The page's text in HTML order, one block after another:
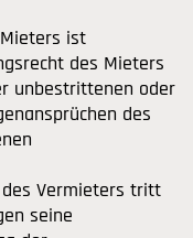
ist
des Mieters
unbestrittenen oder
des
Vermieters tritt
seine